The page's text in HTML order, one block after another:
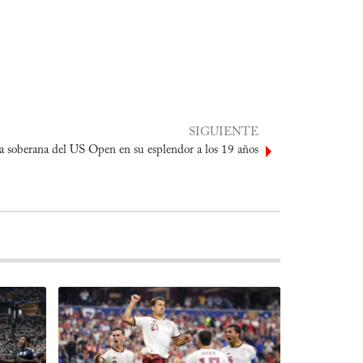
SIGUIENTE
del US Open en su esplendor a los 19 años